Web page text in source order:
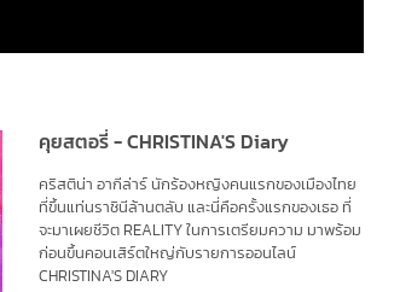
คุยสตอรี่ - CHRISTINA'S Diary
คริสติน่า อากีล่าร์ นักร้องหญิงคนแรกของเมืองไทย
ที่ขึ้นแท่นราชินีล้านตลับ และนี่คือครั้งแรกของเธอ ที่
จะมาเผยชีวิต REALITY ในการเตรียมความ มาพร้อม
ก่อนขึ้นคอนเสิร์ตใหญ่กับรายการออนไลน์
CHRISTINA'S DIARY